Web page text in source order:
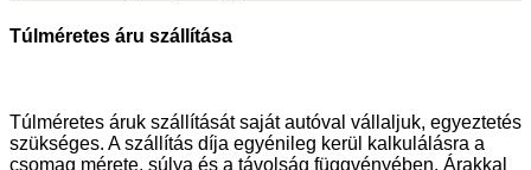
Túlméretes áru szállítása
Túlméretes áruk szállítását saját autóval vállaljuk, egyeztetés
szükséges. A szállítás díja egyénileg kerül kalkulálásra a
csomag mérete, súlya és a távolság függvényében. Árakkal